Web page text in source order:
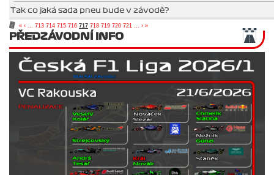
Tak co jaká sada pneu bude v závodě?
« ‹ 713 714 715 716 717 718 719 720 721 › »
PŘEDZÁVODNÍ INFO